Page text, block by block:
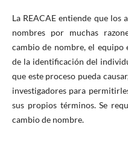
La REACAE entiende que los
nombres por muchas
cambio de nombre, el
de la identificación del
que este proceso pueda
investigadores para
sus propios términos. Se
cambio de nombre.